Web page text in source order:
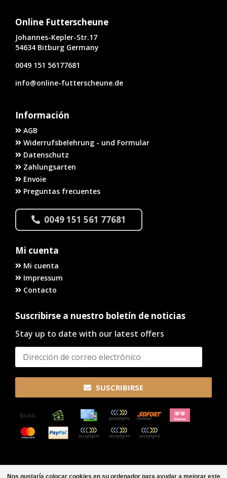
Nos gustaría colocar cookies en su ordenador para ayudar a mejorar este
Online Futterscheune
Johannes-Kepler-Str.17
54634 Bitburg Germany
0049 151 56177681
info@online-futterscheune.de
Información
AGB
Widerrufsbelehrung - und Formular
Datenschutz
Zahlungsarten
Envoie
Preguntas frecuentes
0049 151 561 77681
Mi cuenta
Mi cuenta
Impressum
Contacto
Suscribirse a nuestro boletín de noticias
Stay up to date with our latest offers
SUSCRIBIRSE
© Copyright 2026